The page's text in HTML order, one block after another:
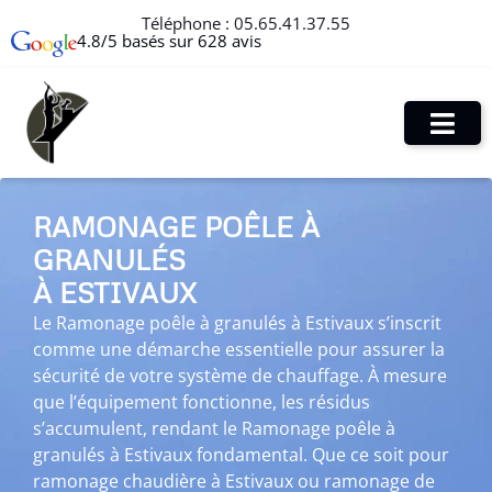
Téléphone : 05.65.41.37.55
4.8/5 basés sur 628 avis
RAMONAGE POÊLE À
GRANULÉS
À ESTIVAUX
Le Ramonage poêle à granulés à Estivaux s’inscrit
comme une démarche essentielle pour assurer la
sécurité de votre système de chauffage. À mesure
que l’équipement fonctionne, les résidus
s’accumulent, rendant le Ramonage poêle à
granulés à Estivaux fondamental. Que ce soit pour
ramonage chaudière à Estivaux ou ramonage de